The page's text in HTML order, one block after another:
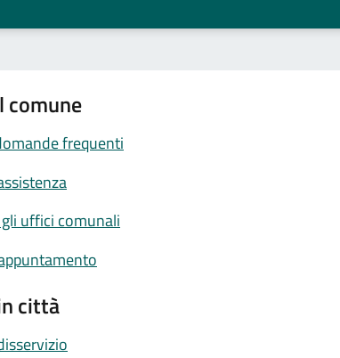
comune
frequenti
uffici comunali
città